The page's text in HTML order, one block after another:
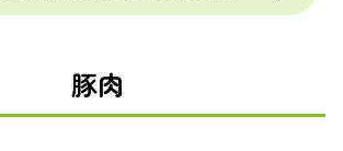
豚肉